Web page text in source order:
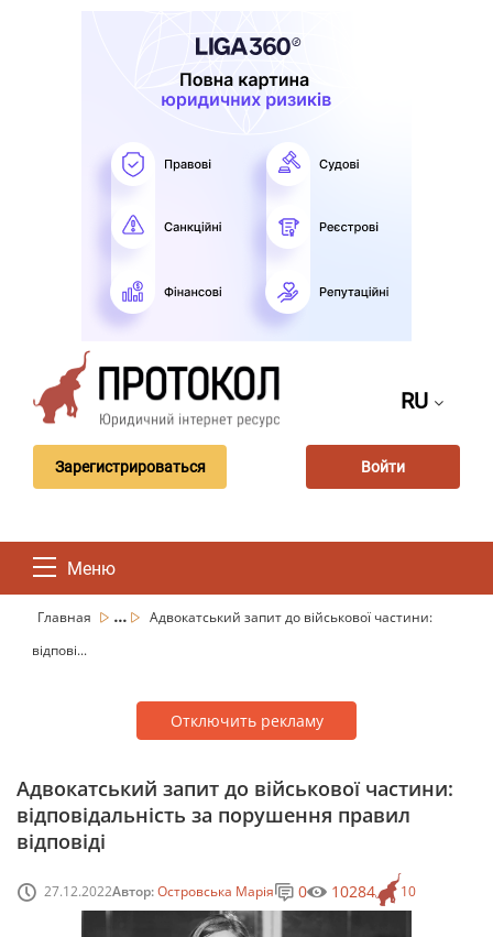
RU
Зарегистрироваться Войти
Меню
Главная ...
Адвокатський запит до військової частини:
відпові...
Отключить рекламу
Адвокатський запит до військової частини:
відповідальність за порушення правил
відповіді
27.12.2022Автор:Островська Марія 10
0 10284